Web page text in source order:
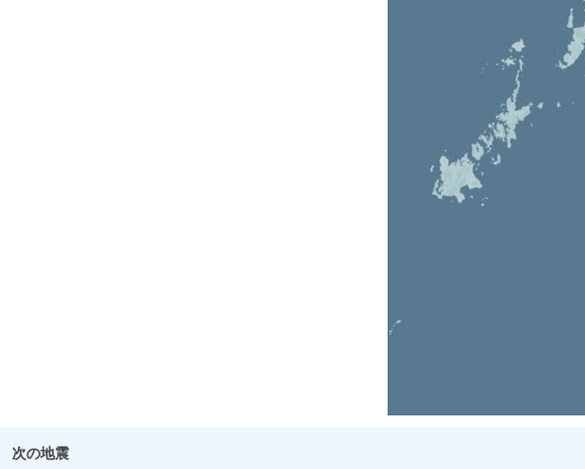
次の地震